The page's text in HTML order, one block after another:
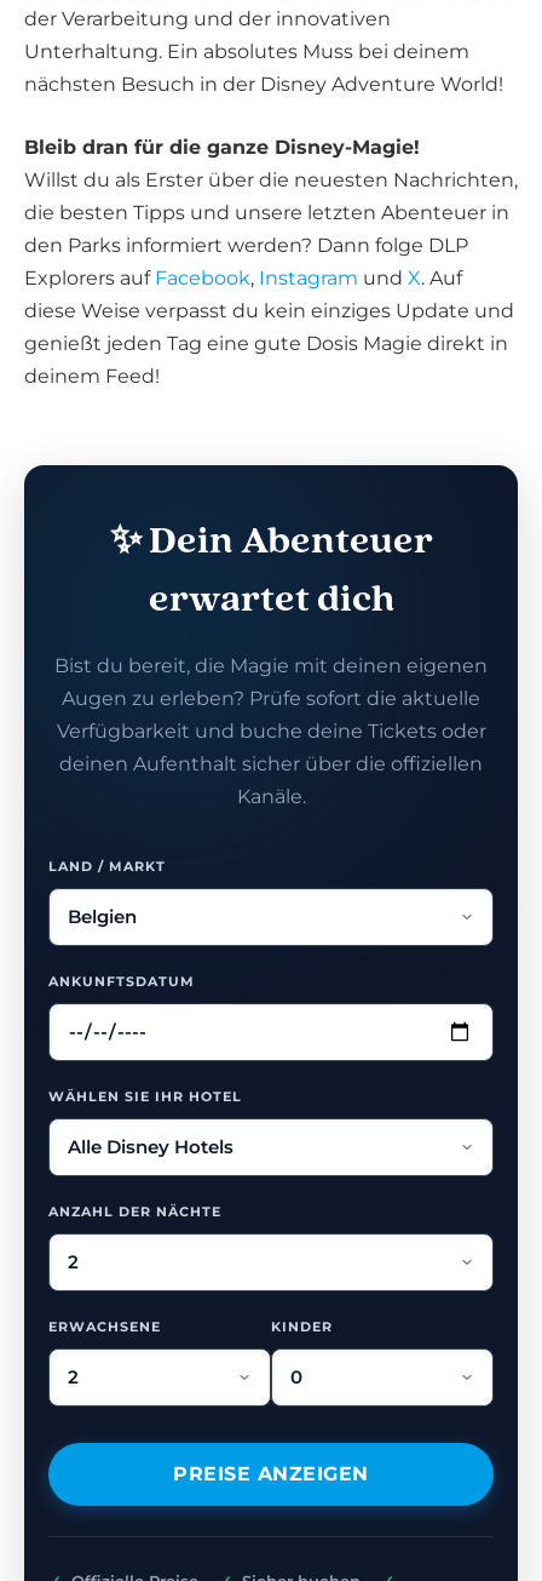
der Verarbeitung und der innovativen
Unterhaltung. Ein absolutes Muss bei deinem
nächsten Besuch in der Disney Adventure World!
Bleib dran für die ganze Disney-Magie!
Willst du als Erster über die neuesten Nachrichten,
die besten Tipps und unsere letzten Abenteuer in
den Parks informiert werden? Dann folge DLP
Explorers auf Facebook, Instagram und X. Auf
diese Weise verpasst du kein einziges Update und
genießt jeden Tag eine gute Dosis Magie direkt in
deinem Feed!
✨ Dein Abenteuer
erwartet dich
Bist du bereit, die Magie mit deinen eigenen
Augen zu erleben? Prüfe sofort die aktuelle
Verfügbarkeit und buche deine Tickets oder
deinen Aufenthalt sicher über die offiziellen
Kanäle.
LAND / MARKT
ANKUNFTSDATUM
WÄHLEN SIE IHR HOTEL
ANZAHL DER NÄCHTE
ERWACHSENE KINDER
PREISE ANZEIGEN